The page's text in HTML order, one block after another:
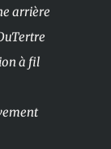
arrière
à fil